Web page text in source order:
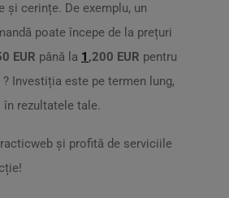
și cerințe. De exemplu, un
poate începe de la prețuri
EUR până la 1 ,200 EUR pentru
Investiția este pe termen lung,
rezultatele tale.
și profită de serviciile